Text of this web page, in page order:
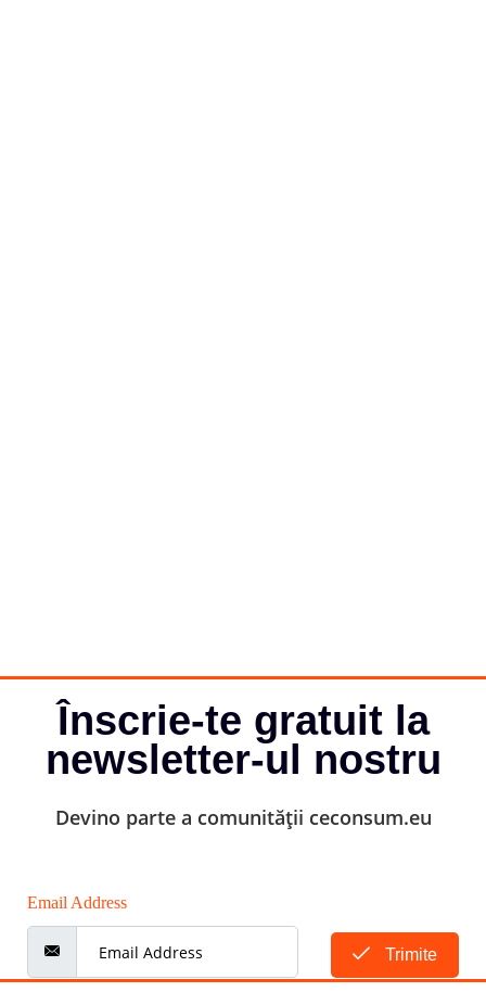
Înscrie-te gratuit la
newsletter-ul nostru
Devino parte a comunității ceconsum.eu
Email Address
Trimite